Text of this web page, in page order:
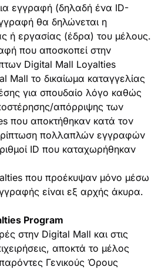
εγγραφή (δηλαδή ένα ID-
θα δηλώνεται η
ή εργασίας (έδρα) του μέλους.
που αποσκοπεί στην
Digital Mall Loyalties
Mall το δικαίωμα καταγγελίας
για σπουδαίο λόγο καθώς
απόρριψης των
που αποκτήθηκαν κατά τον
πολλαπλών εγγραφών
ID που καταχωρήθηκαν
που προέκυψαν μόνο μέσω
είναι εξ αρχής άκυρα.
Program
στην Digital Mall και στις
αποκτά το μέλος
Γενικούς Όρους